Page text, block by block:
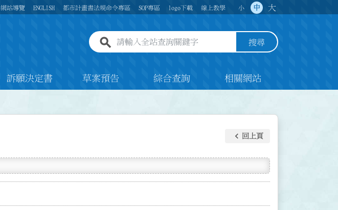
網站導覽 ENGLISH 都市計畫書法規命令專區 SOP專區 logo下載 線上教學 小 中 大
全站查詢關鍵字欄位 搜尋
訴願決定書 草案預告 綜合查詢 相關網站
keyboard_arrow_left 回上頁